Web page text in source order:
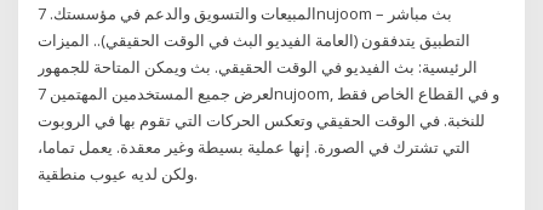
المبيعات والتسويق والدعم في مؤسستك. 7nujoom – بث مباشر
التطبيق يتدفقون (العامة الفيديو البث في الوقت الحقيقي).. الميزات
الرئيسية: بث الفيديو في الوقت الحقيقي. بث ويمكن المتاحة للجمهور
لعرض جميع المستخدمين المهتمين 7nujoom, و في القطاع الخاص فقط
للنخبة. في الوقت الحقيقي وتعكس الحركات التي تقوم بها في الروبوت
التي تشترك في الصورة. إنها عملية بسيطة وغير معقدة. يعمل تماما،
ولكن لديه عيوب منطقية.